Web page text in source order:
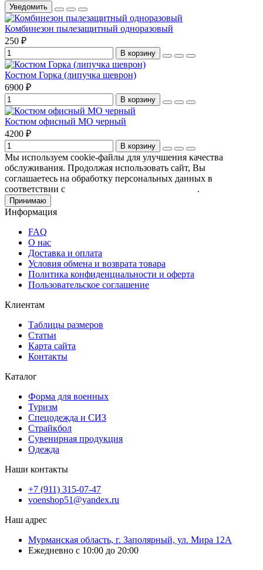
Уведомить
Комбинезон пылезащитный одноразовый
250 ₽
В корзину
Костюм Горка (липучка шеврон)
6900 ₽
В корзину
Костюм офисный МО черный
4200 ₽
В корзину
Мы используем cookie-файлы для улучшения качества
обслуживания. Продолжая использовать сайт, Вы
соглашаетесь на обработку персональных данных в
соответствии с
.
Принимаю
Информация
FAQ
О нас
Доставка и оплата
Условия обмена и возврата товара
Политика конфиденциальности и оферта
Пользовательское соглашение
Клиентам
Таблицы размеров
Статьи
Карта сайта
Контакты
Каталог
Форма для военных
Туризм
Спецодежда и СИЗ
Страйкбол
Сувенирная продукция
Одежда
Наши контакты
+7 (911) 315-07-47
voenshop51@yandex.ru
Наш адрес
Мурманская область, г. Заполярный, ул. Мира 12А
Ежедневно с 10:00 до 20:00